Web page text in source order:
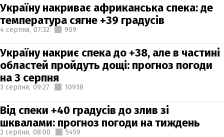
Україну накриває африканська спека: де
температура сягне +39 градусів
4 серпня, 07:32 909
Україну накриє спека до +38, але в частині
областей пройдуть дощі: прогноз погоди
на 3 серпня
3 серпня, 09:27 10938
Від спеки +40 градусів до злив зі
шквалами: прогноз погоди на тиждень
3 серпня, 08:00 5459